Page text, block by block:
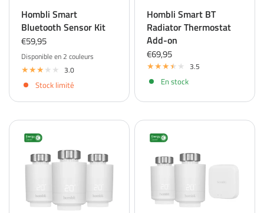
Hombli Smart
Bluetooth Sensor Kit
€59,95
WhiteBlack
Disponible en 2 couleurs
3.0
Stock limité
Hombli Smart BT
Radiator Thermostat
Add-on
€69,95
3.5
En stock